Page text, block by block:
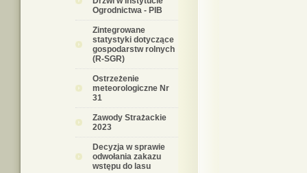
Ogrodnictwa - PIB
Zintegrowane
statystyki dotyczące
gospodarstw rolnych
(R-SGR)
Ostrzeżenie
meteorologiczne Nr
31
Zawody Strażackie
2023
Decyzja w sprawie
odwołania zakazu
wstępu do lasu